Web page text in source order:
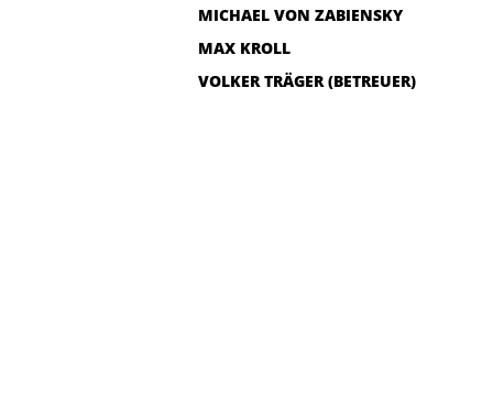
MICHAEL VON ZABIENSKY
MAX KROLL
VOLKER TRÄGER (BETREUER)